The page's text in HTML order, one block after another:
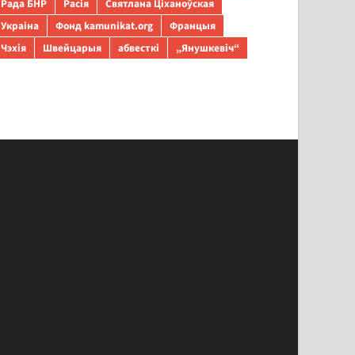
Рада БНР
Расія
Святлана Ціханоўская
Украіна
Фонд kamunikat.org
Францыя
Чэхія
Швейцарыя абвесткі „Янушкевіч“